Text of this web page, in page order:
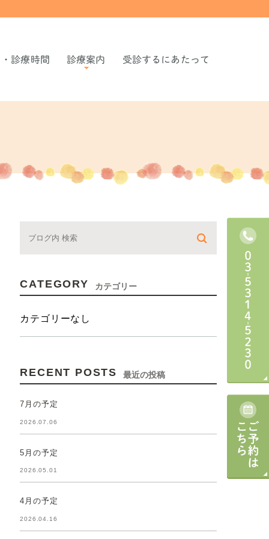
診療時間 診療案内 受診するにあたって
CATEGORY カテゴリー
カテゴリーなし
RECENT POSTS 最近の投稿
7月の予定
2026.07.06
5月の予定
2026.05.01
4月の予定
2026.04.16